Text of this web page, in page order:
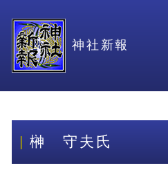
神社新報
榊 守夫氏